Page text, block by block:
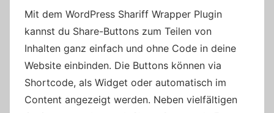
Mit dem WordPress Shariff Wrapper Plugin
kannst du Share-Buttons zum Teilen von
Inhalten ganz einfach und ohne Code in deine
Website einbinden. Die Buttons können via
Shortcode, als Widget oder automatisch im
Content angezeigt werden. Neben vielfältigen